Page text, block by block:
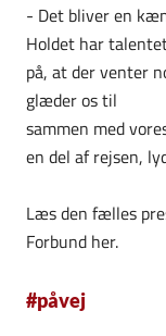
- Det bliver en
Holdet har
på, at der venter
glæder os til
sammen med
en del af rejsen,
Læs den fælles
Forbund her.
#påvej